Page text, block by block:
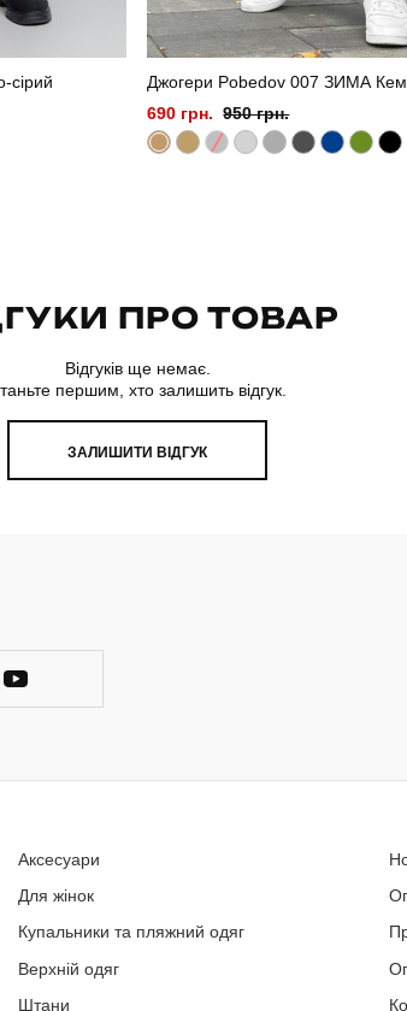
сірий
Джогери Pobedov 007 ЗИМА
690 грн. 950 грн.
ПРО ТОВАР
Відгуків ще немає.
першим, хто залишить відгук.
ЗАЛИШИТИ ВІДГУК
Аксесуари
Для жінок
Купальники та пляжний одяг
Верхній одяг
Штани